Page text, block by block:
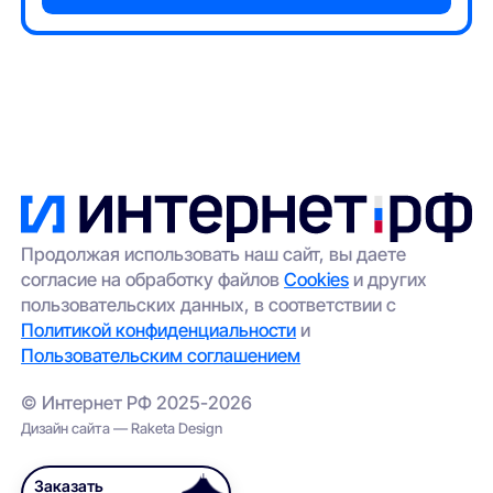
Продолжая использовать наш сайт, вы даете
согласие на обработку файловCookies и других
пользовательских данных, в соответствии с
Политикой конфиденциальности и
Пользовательским соглашением
© Интернет РФ 2025-2026
Дизайн сайта — Raketa Design
Заказать